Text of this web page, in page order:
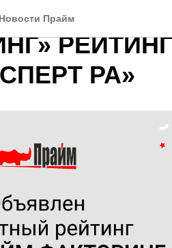
Новости Прайм
РА»